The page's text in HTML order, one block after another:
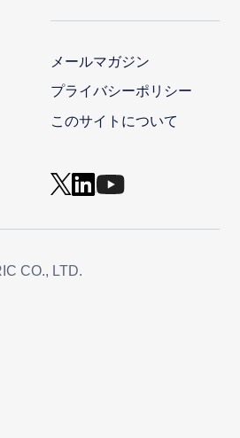
メールマガジン
プライバシーポリシー
このサイトについて
CO., LTD.